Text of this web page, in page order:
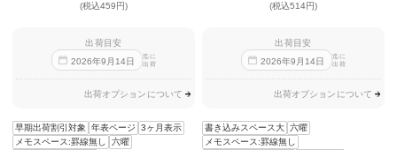
(税込459円)
出荷目安
2026年9 月14日
迄に
出荷
出荷オプションについて
早期出荷割引対象 年表ページ
3ヶ月表示
メモスペース:罫線無し
六曜
(税込514円)
出荷目安
2026年9 月14日
迄に
出荷
出荷オプションについて
書き込みスペース大 六曜
メモスペース:罫線無し